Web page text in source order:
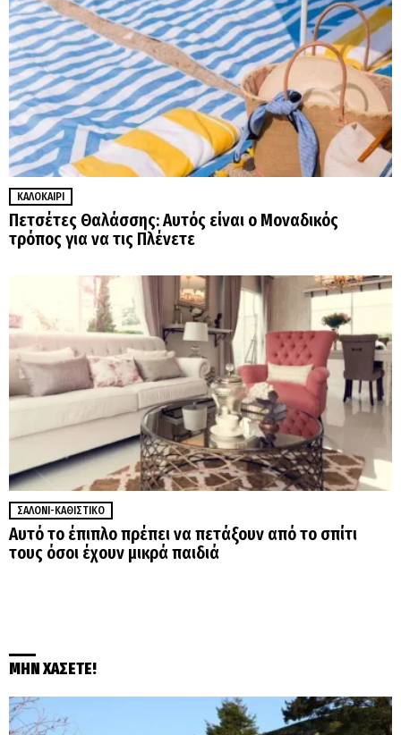
ΚΑΛΟΚΑΊΡΙ
Πετσέτες Θαλάσσης: Αυτός είναι ο Μοναδικός
τρόπος για να τις Πλένετε
ΣΑΛΌΝΙ-ΚΑΘΙΣΤΙΚΌ
Αυτό το έπιπλο πρέπει να πετάξουν από το σπίτι
τους όσοι έχουν μικρά παιδιά
ΜΗΝ ΧΑΣΕΤΕ!